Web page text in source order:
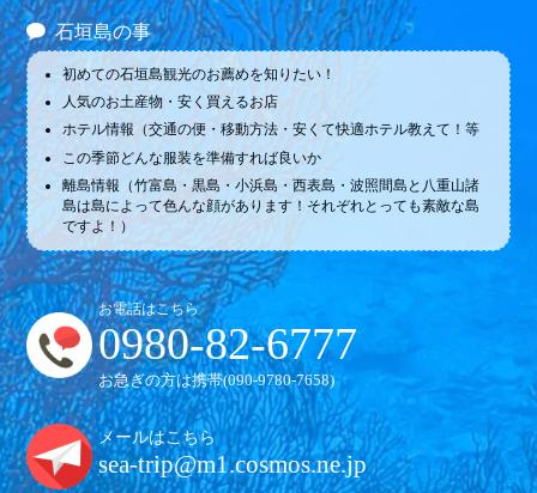
石垣島の事
初めての石垣島観光のお薦めを知りたい！
人気のお土産物・安く買えるお店
ホテル情報（交通の便・移動方法・安くて快適ホテル教えて！等
この季節どんな服装を準備すれば良いか
離島情報（竹富島・黒島・小浜島・西表島・波照間島と八重山諸
島は島によって色んな顔があります！それぞれとっても素敵な島
ですよ！）
お電話はこちら
0980-82-6777
お急ぎの方は携帯(090-9780-7658)
メールはこちら
sea-trip@m1.cosmos.ne.jp